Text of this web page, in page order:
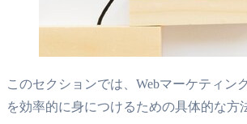
このセクションでは、Webマーケティン
を効率的に身につけるための具体的な方